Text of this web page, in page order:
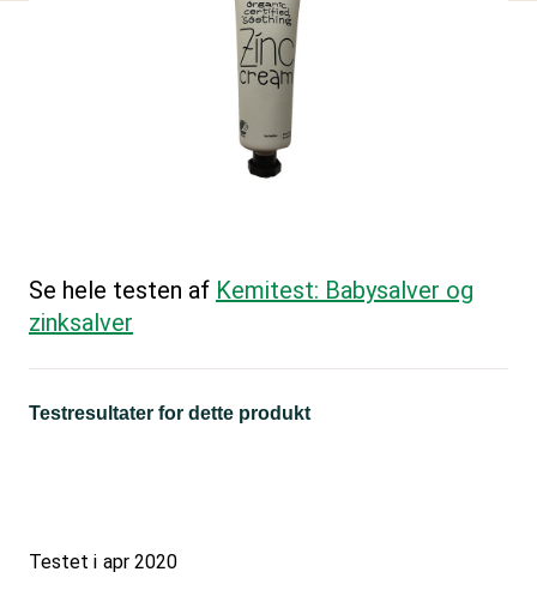
Se hele testen af Kemitest: Babysalver og
zinksalver
Testresultater for dette produkt
Testet i apr 2020